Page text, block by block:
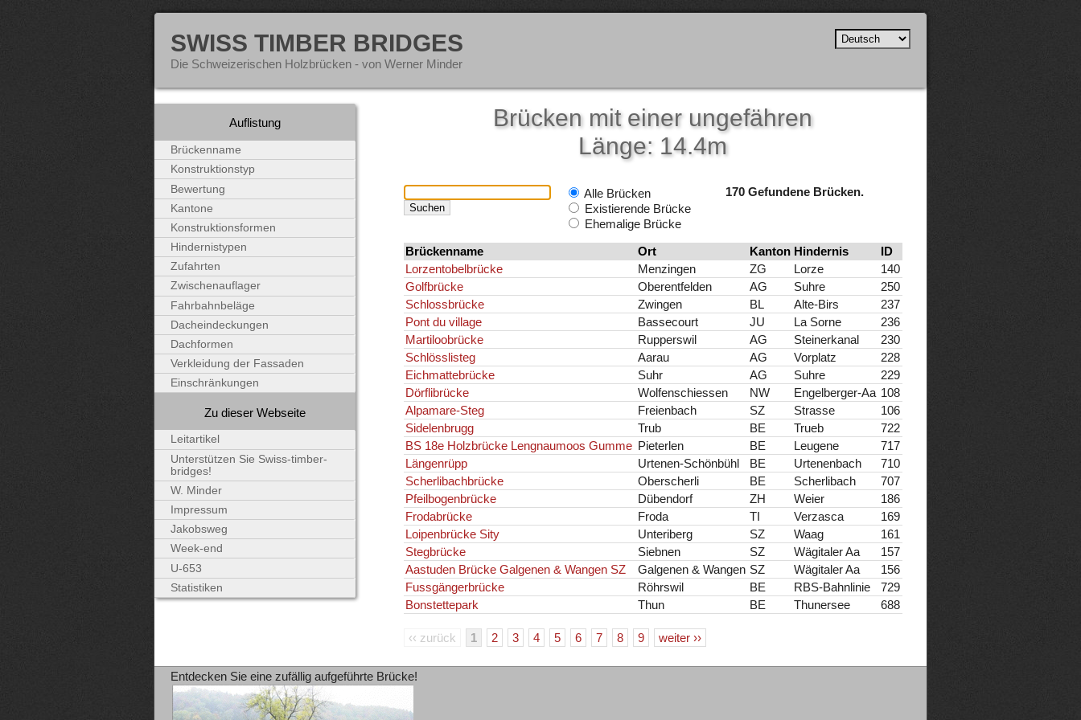
SWISS TIMBER BRIDGES
Die Schweizerischen Holzbrücken - von Werner Minder
Brücken mit einer ungefähren
Länge: 14.4m
Alle Brücken
Existierende Brücke
Ehemalige Brücke
170 Gefundene Brücken.
Brückenname Ort Kanton Hindernis
ID
Lorzentobelbrücke
Menzingen ZG Lorze
140
Golfbrücke
Oberentfelden AG Suhre
250
Schlossbrücke
Zwingen BL Alte-Birs
237
Pont du village
Bassecourt JU La Sorne
236
Martiloobrücke
Rupperswil AG Steinerkanal
230
Schlösslisteg
Aarau AG Vorplatz
228
Eichmattebrücke
Suhr AG Suhre
229
Dörflibrücke
Wolfenschiessen NW Engelberger-Aa 108
Alpamare-Steg
Freienbach SZ Strasse
106
Sidelenbrugg
Trub BE Trueb
722
BS 18e Holzbrücke Lengnaumoos Gumme Pieterlen BE Leugene
717
Längenrüpp
Urtenen-Schönbühl BE Urtenenbach
710
Scherlibachbrücke
Oberscherli BE Scherlibach
707
Pfeilbogenbrücke
Dübendorf ZH Weier
186
Frodabrücke
Froda TI Verzasca
169
Loipenbrücke Sity
Unteriberg SZ Waag
161
Stegbrücke
Siebnen SZ Wägitaler Aa
157
Aastuden Brücke Galgenen & Wangen SZ
Galgenen & Wangen SZ Wägitaler Aa
156
Fussgängerbrücke
Röhrswil BE RBS-Bahnlinie
729
Bonstettepark
Thun BE Thunersee 688
‹‹ zurück 1 2 3 4 5 6 7 8 9 weiter ››
Auflistung
Brückenname
Konstruktionstyp
Bewertung
Kantone
Konstruktionsformen
Hindernistypen
Zufahrten
Zwischenauflager
Fahrbahnbeläge
Dacheindeckungen
Dachformen
Verkleidung der Fassaden
Einschränkungen
Zu dieser Webseite
Leitartikel
Unterstützen Sie Swiss-timber-
bridges!
W. Minder
Impressum
Jakobsweg
Week-end
U-653
Statistiken
Entdecken Sie eine zufällig aufgeführte Brücke!